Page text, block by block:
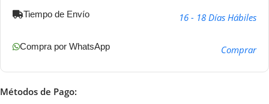
Tiempo de Envío 16 - 18 Días Hábiles
Compra por WhatsApp Comprar
Métodos de Pago: